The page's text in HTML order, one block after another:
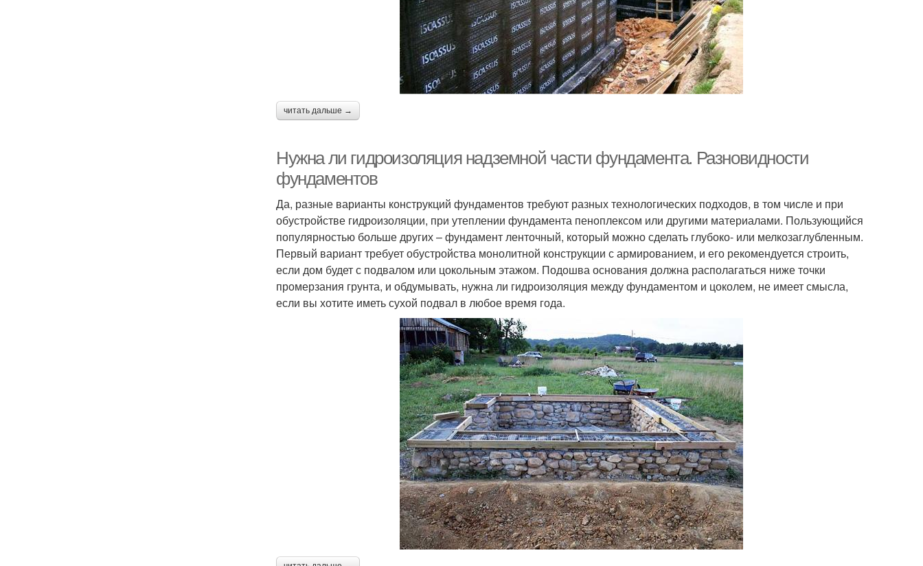
читать дальше →
Нужна ли гидроизоляция надземной части фундамента. Разновидности
фундаментов
Да, разные варианты конструкций фундаментов требуют разных технологических подходов, в том числе и при
обустройстве гидроизоляции, при утеплении фундамента пеноплексом или другими материалами. Пользующийся
популярностью больше других – фундамент ленточный, который можно сделать глубоко- или мелкозаглубленным.
Первый вариант требует обустройства монолитной конструкции с армированием, и его рекомендуется строить,
если дом будет с подвалом или цокольным этажом. Подошва основания должна располагаться ниже точки
промерзания грунта, и обдумывать, нужна ли гидроизоляция между фундаментом и цоколем, не имеет смысла,
если вы хотите иметь сухой подвал в любое время года.